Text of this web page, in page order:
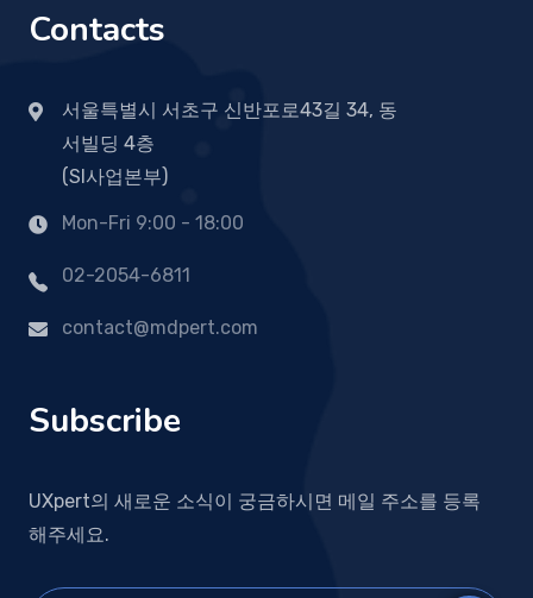
Contacts
서울특별시 서초구 신반포로43길 34, 동
서빌딩 4층
(SI사업본부)
Mon-Fri 9:00 - 18:00
02-2054-6811
contact@mdpert.com
Subscribe
UXpert의 새로운 소식이 궁금하시면 메일 주소를 등록
해주세요.